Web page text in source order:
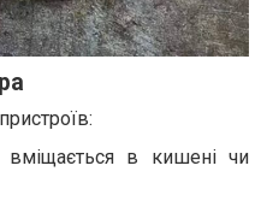
вміщається в кишені чи